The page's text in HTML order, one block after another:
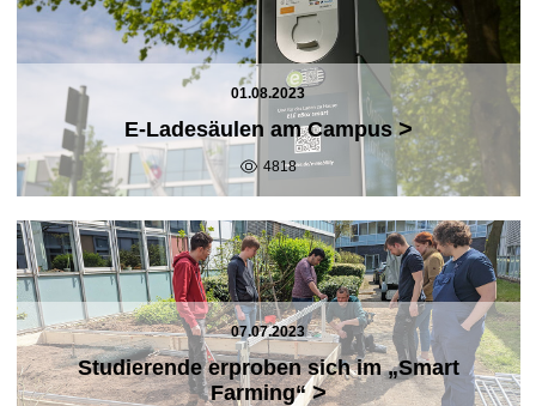
01.08.2023
E-Ladesäulen am Campus>
4818
07.07.2023
Studierende erproben sich im „Smart
Farming“>